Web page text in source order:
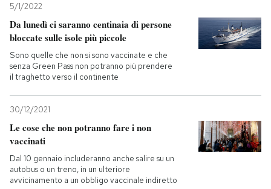
Sport
PODCAST
I MIEI PREFERITI
SHOP
5/1/2022
Da lunedì ci saranno centinaia di persone
bloccate sulle isole più piccole
Sono quelle che non si sono vaccinate e che
senza Green Pass non potranno più prendere
il traghetto verso il continente
30/12/2021
Le cose che non potranno fare i non
vaccinati
Dal 10 gennaio includeranno anche salire su un
autobus o un treno, in un ulteriore
avvicinamento a un obbligo vaccinale indiretto